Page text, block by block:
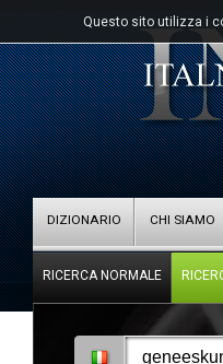
Questo sito utilizza i
DIZIONARIO CHI SIAMO
RICERCA NORMALE